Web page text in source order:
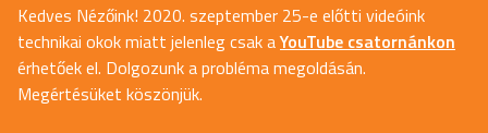
Kedves Nézőink! 2020. szeptember 25-e előtti videóink
technikai okok miatt jelenleg csak aYouTube csatornánkon
érhetőek el. Dolgozunk a probléma megoldásán.
Megértésüket köszönjük.